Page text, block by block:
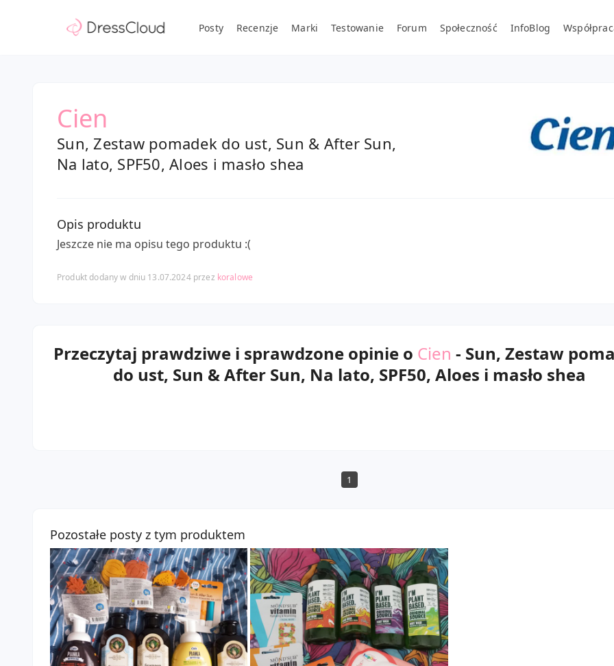
Posty Recenzje Marki Testowanie Forum Społeczność InfoBlog
Cien
Sun, Zestaw pomadek do ust, Sun & After Sun,
Na lato, SPF50, Aloes i masło shea
Opis produktu
Jeszcze nie ma opisu tego produktu :(
Produkt dodany w dniu 13.07.2024 przez koralowe
Przeczytaj prawdziwe i sprawdzone opinie o Cien - Sun, Zestaw
do ust, Sun & After Sun, Na lato, SPF50, Aloes i masło shea
1
Pozostałe posty z tym produktem